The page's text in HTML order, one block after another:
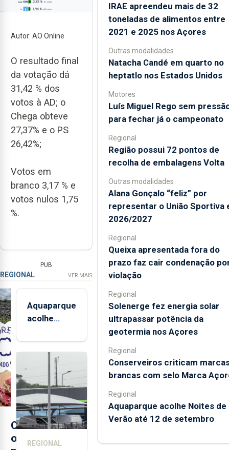
Autor: AO Online
O resultado final
da votação dá
31,42 % dos
votos à AD; o
Chega obteve
27,37% e o PS
26,42%;
Votos em
branco 3,17 % e
votos nulos 1,75
%.
PUB
REGIONAL VER MAIS
C
o
Aquaparque
acolhe
Verão até
setembro
REGIONAL
IRAE apreendeu mais de 32
toneladas de alimentos entre
2021 e 2025 nos Açores
Outras modalidades
Natacha Candé em quarto no
heptatlo nos Estados Unidos
Motores
Luís Miguel Rego sem
para fechar já o campeonato
Regional
Região possui 72 pontos de
recolha de embalagens Volta
Outras modalidades
Alana Gonçalo “feliz” por
representar o União Sportiva
2026/2027
Regional
Queixa apresentada fora do
prazo faz cair condenação
violação
Regional
Solenerge fez energia solar
ultrapassar potência da
geotermia nos Açores
Regional
Conserveiros criticam
brancas com selo Marca
Regional
Aquaparque acolhe Noites de
Verão até 12 de setembro